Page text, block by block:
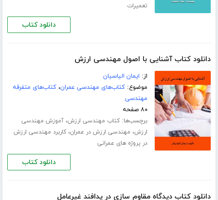
تعمیرات
دانلود کتاب
دانلود کتاب آشنایی با اصول مهندسی ارزش
از: ایمان الیاسیان
موضوع:کتاب‌های مهندسی عمران،کتاب‌های متفرقه
مهندسی
۸۰ صفحه
برچسب‌ها:کتاب مهندسی ارزش،آموزش مهندسی
ارزش، مهندسی ارزش در عمران،کاربرد مهندسی ارزش
در پروژه های عمرانی
دانلود کتاب
دانلود کتاب دیدگاه مقاوم سازی در پدافند غیرعامل